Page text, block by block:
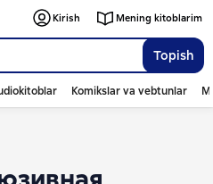
Topish
Kirish Mening kitoblarim
Komikslar va vebtunlar